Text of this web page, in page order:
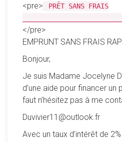
<pre>
PRÊT SANS FRAIS
</pre>
EMPRUNT SANS FRAIS
Bonjour,
Je suis Madame Jocelyne
d’une aide pour financer un
faut n’hésitez pas à me
Duvivier11@outlook.fr
Avec un taux d’intérêt de 2%